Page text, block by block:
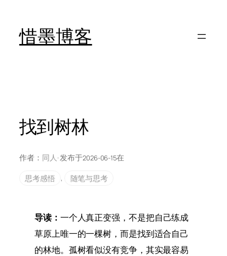
惜墨博客
找到树林
作者： 同人· 发布于2026-06-15在
思考感悟 , 随笔与思考
导读： 一个人真正变强，不是把自己练成
草原上唯一的一棵树，而是找到适合自己
的林地。孤树看似没有竞争，其实最容易